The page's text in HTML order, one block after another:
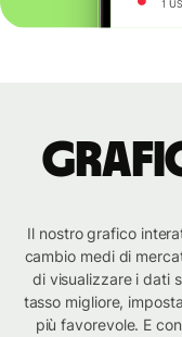
Il nostro grafico
cambio medi di
di visualizzare i dati
tasso migliore,
più favorevole. E